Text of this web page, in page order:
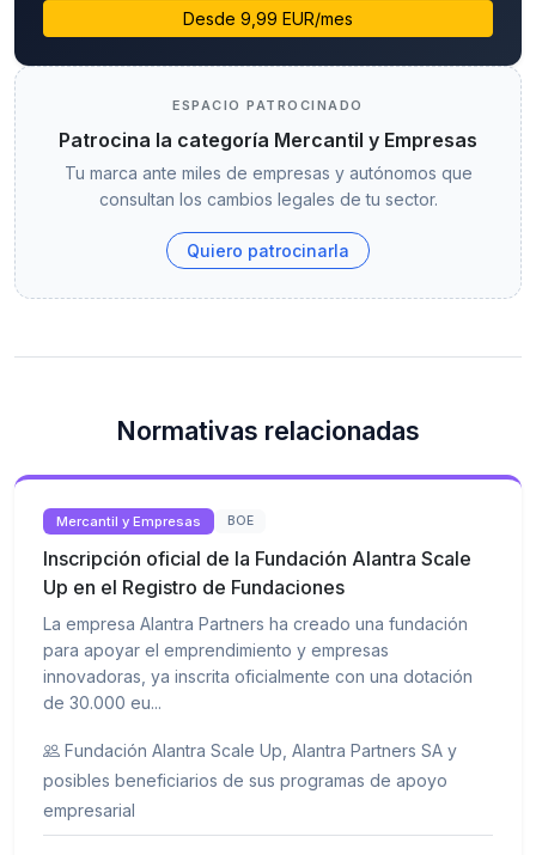
Desde 9,99 EUR/mes
ESPACIO PATROCINADO
Patrocina la categoría Mercantil y Empresas
Tu marca ante miles de empresas y autónomos que
consultan los cambios legales de tu sector.
Quiero patrocinarla
Normativas relacionadas
Mercantil y Empresas BOE
Inscripción oficial de la Fundación Alantra Scale
Up en el Registro de Fundaciones
La empresa Alantra Partners ha creado una fundación
para apoyar el emprendimiento y empresas
innovadoras, ya inscrita oficialmente con una dotación
de 30.000 eu...
Fundación Alantra Scale Up, Alantra Partners SA y
posibles beneficiarios de sus programas de apoyo
empresarial